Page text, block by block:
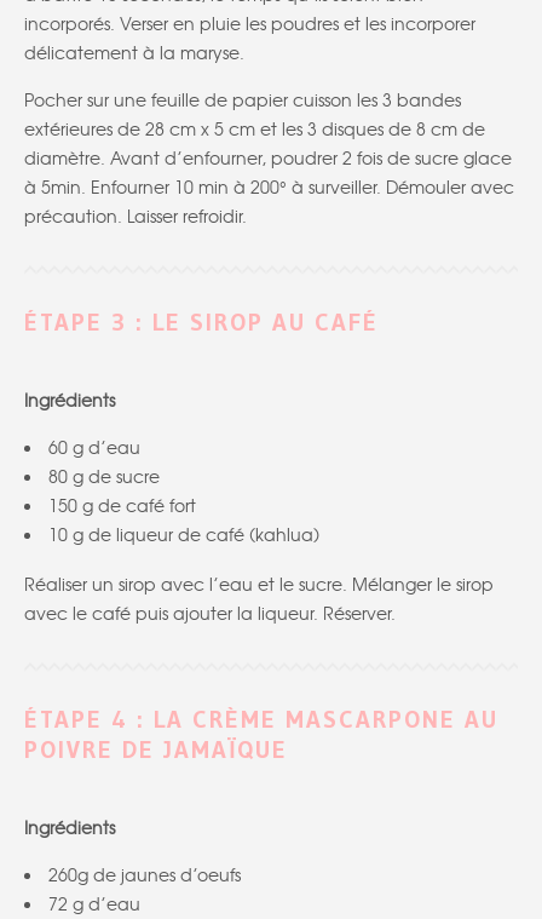
incorporés. Verser en pluie les poudres et les incorporer
délicatement à la maryse.
Pocher sur une feuille de papier cuisson les 3 bandes
extérieures de 28 cm x 5 cm et les 3 disques de 8 cm de
diamètre. Avant d’enfourner, poudrer 2 fois de sucre glace
à 5min. Enfourner 10 min à 200° à surveiller. Démouler avec
précaution. Laisser refroidir.
ÉTAPE 3 : LE SIROP AU CAFÉ
Ingrédients
60 g d’eau
80 g de sucre
150 g de café fort
10 g de liqueur de café (kahlua)
Réaliser un sirop avec l’eau et le sucre. Mélanger le sirop
avec le café puis ajouter la liqueur. Réserver.
ÉTAPE 4 : LA CRÈME MASCARPONE AU
POIVRE DE JAMAÏQUE
Ingrédients
260g de jaunes d’oeufs
72 g d’eau